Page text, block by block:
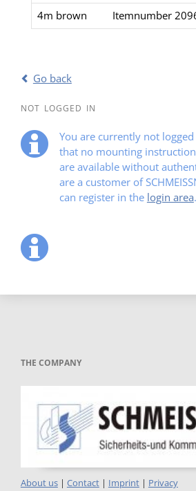
4m brown
Itemnumber
Go back
NOT LOGGED IN
You are currently not
that no mounting
are available without
are a customer of
can register in the login area.
THE COMPANY
About us| Contact| Imprint| Privacy